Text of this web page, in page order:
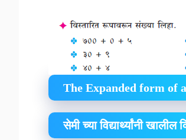
The Expanded form of
सेमी च्या विद्यार्थ्यांनी खालील